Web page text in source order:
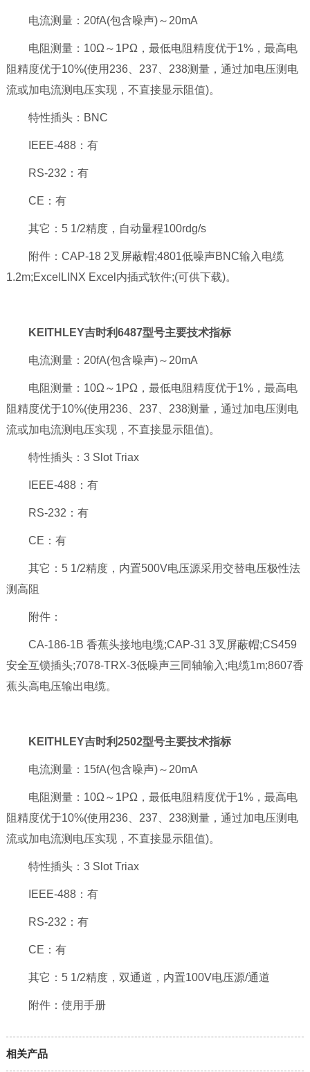
电流测量：20fA(包含噪声)～20mA
电阻测量：10Ω～1PΩ，最低电阻精度优于1%，最高电
阻精度优于10%(使用236、237、238测量，通过加电压测电
流或加电流测电压实现，不直接显示阻值)。
特性插头：BNC
IEEE-488：有
RS-232：有
CE：有
其它：5 1/2精度，自动量程100rdg/s
附件：CAP-18 2叉屏蔽帽;4801低噪声BNC输入电缆
1.2m;ExcelLINX Excel内插式软件;(可供下载)。
KEITHLEY吉时利6487型号主要技术指标
电流测量：20fA(包含噪声)～20mA
电阻测量：10Ω～1PΩ，最低电阻精度优于1%，最高电
阻精度优于10%(使用236、237、238测量，通过加电压测电
流或加电流测电压实现，不直接显示阻值)。
特性插头：3 Slot Triax
IEEE-488：有
RS-232：有
CE：有
其它：5 1/2精度，内置500V电压源采用交替电压极性法
测高阻
附件：
CA-186-1B 香蕉头接地电缆;CAP-31 3叉屏蔽帽;CS459
安全互锁插头;7078-TRX-3低噪声三同轴输入;电缆1m;8607香
蕉头高电压输出电缆。
KEITHLEY吉时利2502型号主要技术指标
电流测量：15fA(包含噪声)～20mA
电阻测量：10Ω～1PΩ，最低电阻精度优于1%，最高电
阻精度优于10%(使用236、237、238测量，通过加电压测电
流或加电流测电压实现，不直接显示阻值)。
特性插头：3 Slot Triax
IEEE-488：有
RS-232：有
CE：有
其它：5 1/2精度，双通道，内置100V电压源/通道
附件：使用手册
相关产品